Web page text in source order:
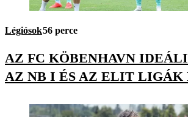
Légiósok56 perce
AZ FC KÖBENHAVN
AZ NB I ÉS AZ ELIT LIGÁK